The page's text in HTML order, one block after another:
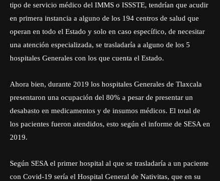
tipo de servicio médico del IMMS o ISSSTE, tendrían que acudir
en primera instancia a alguno de los 194 centros de salud que
operan en todo el Estado y solo en caso específico, de necesitar
una atención especializada, se trasladaría a alguno de los 5
hospitales Generales con los que cuenta el Estado.
Ahora bien, durante 2019 los hospitales Generales de Tlaxcala
presentaron una ocupación del 80% a pesar de presentar un
desabasto en medicamentos y de insumos médicos. El total de
los pacientes fueron atendidos, esto según el informe de SESA en
2019.
Según SESA el primer hospital al que se trasladaría a un paciente
con Covid-19 sería el Hospital General de Nativitas, que en su